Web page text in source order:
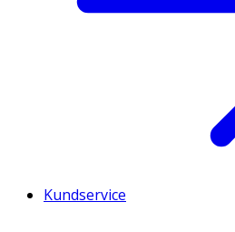
Kundservice